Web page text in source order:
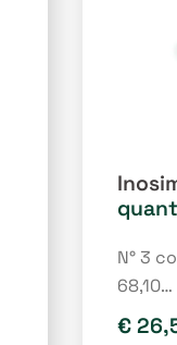
N° 3
68,10…
€